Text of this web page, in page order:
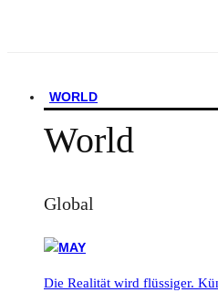
WORLD
World
Global
Die Realität wird flüssiger.